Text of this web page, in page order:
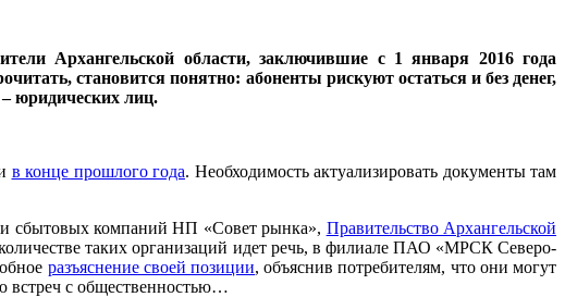
Архангельской области, заключившие с 1 января 2016 года
становится понятно: абоненты рискуют остаться и без денег,
– юридических лиц.
в конце прошлого года. Необходимость актуализировать документы там
и сбытовых компаний НП «Совет рынка», Правительство Архангельской
таких организаций идет речь, в филиале ПАО «МРСК Северо-
разъяснение своей позиции, объяснив потребителям, что они могут
встреч с общественностью…